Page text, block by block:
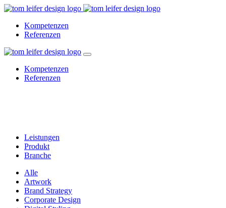
Kompetenzen
Referenzen
Kompetenzen
Referenzen
Leistungen
Produkt
Branche
Alle
Artwork
Brand Strategy
Corporate Design